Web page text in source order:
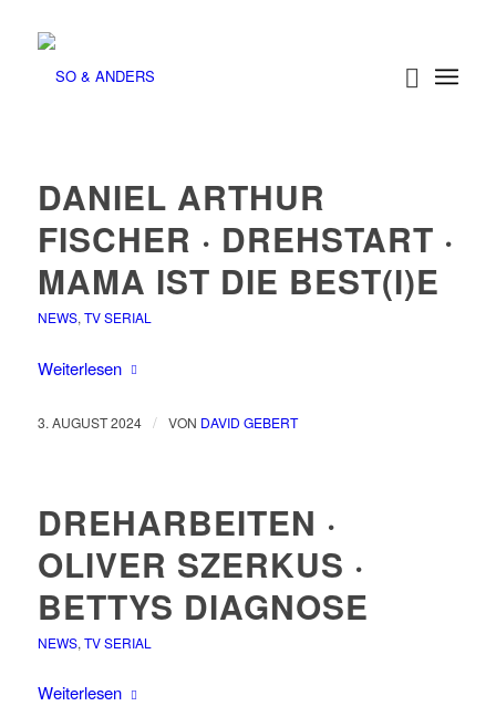
DANIEL ARTHUR
FISCHER · DREHSTART ·
MAMA IST DIE BEST(I)E
NEWS, TV SERIAL
Weiterlesen
3. AUGUST 2024 / VON DAVID GEBERT
DREHARBEITEN ·
OLIVER SZERKUS ·
BETTYS DIAGNOSE
NEWS, TV SERIAL
Weiterlesen